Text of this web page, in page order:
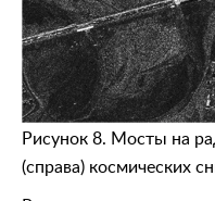
Рисунок 8. Мосты на
(справа) космических